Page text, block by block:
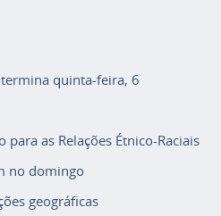
quinta-feira, 6
as Relações Étnico-Raciais
no domingo
geográficas